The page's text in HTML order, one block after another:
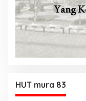
HUT mura 83